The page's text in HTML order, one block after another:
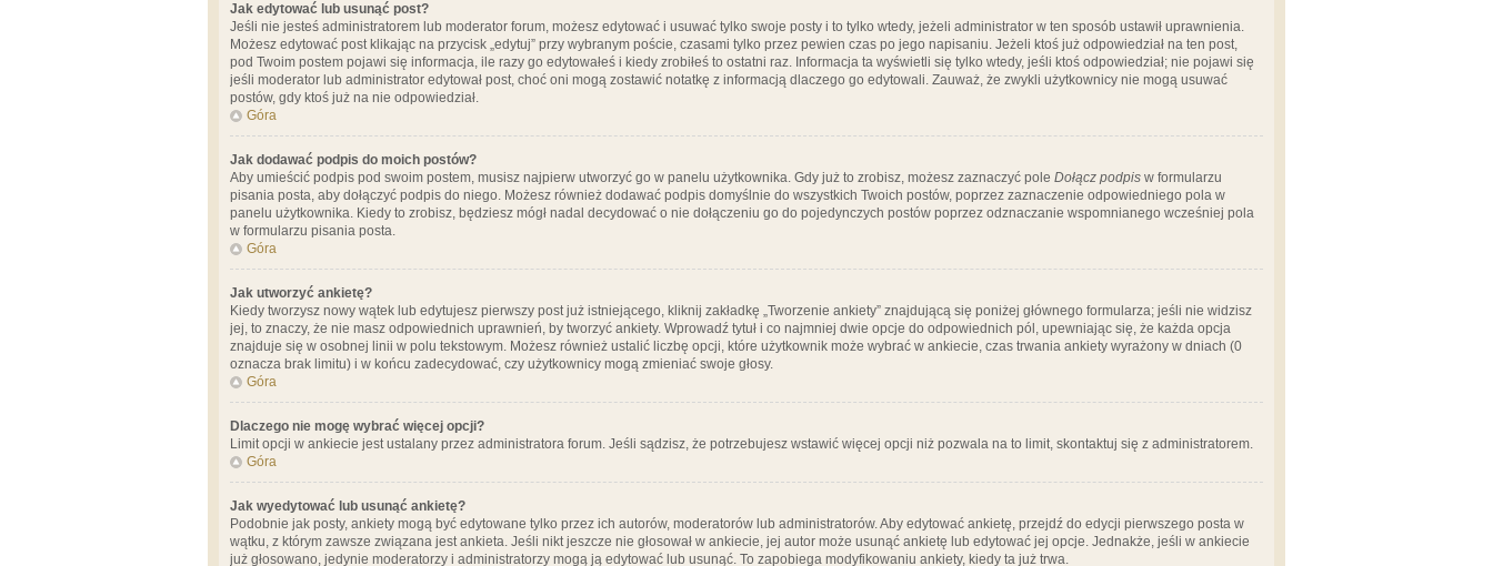
Jak edytować lub usunąć post?
Jeśli nie jesteś administratorem lub moderator forum, możesz edytować i usuwać tylko swoje posty i to tylko wtedy, jeżeli administrator w ten sposób ustawił uprawnienia.
Możesz edytować post klikając na przycisk „edytuj” przy wybranym poście, czasami tylko przez pewien czas po jego napisaniu. Jeżeli ktoś już odpowiedział na ten post,
pod Twoim postem pojawi się informacja, ile razy go edytowałeś i kiedy zrobiłeś to ostatni raz. Informacja ta wyświetli się tylko wtedy, jeśli ktoś odpowiedział; nie pojawi się
jeśli moderator lub administrator edytował post, choć oni mogą zostawić notatkę z informacją dlaczego go edytowali. Zauważ, że zwykli użytkownicy nie mogą usuwać
postów, gdy ktoś już na nie odpowiedział.
Góra
Jak dodawać podpis do moich postów?
Aby umieścić podpis pod swoim postem, musisz najpierw utworzyć go w panelu użytkownika. Gdy już to zrobisz, możesz zaznaczyć pole Dołącz podpis w formularzu
pisania posta, aby dołączyć podpis do niego. Możesz również dodawać podpis domyślnie do wszystkich Twoich postów, poprzez zaznaczenie odpowiedniego pola w
panelu użytkownika. Kiedy to zrobisz, będziesz mógł nadal decydować o nie dołączeniu go do pojedynczych postów poprzez odznaczanie wspomnianego wcześniej pola
w formularzu pisania posta.
Góra
Jak utworzyć ankietę?
Kiedy tworzysz nowy wątek lub edytujesz pierwszy post już istniejącego, kliknij zakładkę „Tworzenie ankiety” znajdującą się poniżej głównego formularza; jeśli nie widzisz
jej, to znaczy, że nie masz odpowiednich uprawnień, by tworzyć ankiety. Wprowadź tytuł i co najmniej dwie opcje do odpowiednich pól, upewniając się, że każda opcja
znajduje się w osobnej linii w polu tekstowym. Możesz również ustalić liczbę opcji, które użytkownik może wybrać w ankiecie, czas trwania ankiety wyrażony w dniach (0
oznacza brak limitu) i w końcu zadecydować, czy użytkownicy mogą zmieniać swoje głosy.
Góra
Dlaczego nie mogę wybrać więcej opcji?
Limit opcji w ankiecie jest ustalany przez administratora forum. Jeśli sądzisz, że potrzebujesz wstawić więcej opcji niż pozwala na to limit, skontaktuj się z administratorem.
Góra
Jak wyedytować lub usunąć ankietę?
Podobnie jak posty, ankiety mogą być edytowane tylko przez ich autorów, moderatorów lub administratorów. Aby edytować ankietę, przejdź do edycji pierwszego posta w
wątku, z którym zawsze związana jest ankieta. Jeśli nikt jeszcze nie głosował w ankiecie, jej autor może usunąć ankietę lub edytować jej opcje. Jednakże, jeśli w ankiecie
już głosowano, jedynie moderatorzy i administratorzy mogą ją edytować lub usunąć. To zapobiega modyfikowaniu ankiety, kiedy ta już trwa.